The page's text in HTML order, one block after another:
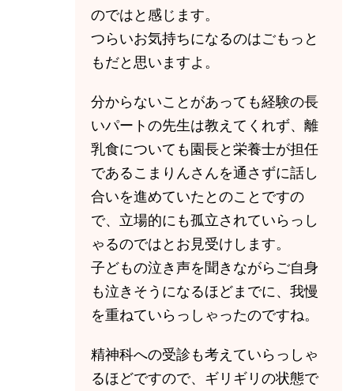
のではと感じます。
つらいお気持ちになるのはごもっと
もだと思いますよ。
分からないことがあっても経験の長
いパートの先生は教えてくれず、離
乳食についても園長と栄養士が担任
であるこまりんさんを通さずに話し
合いを進めていたとのことですの
で、立場的にも孤立されていらっし
ゃるのではとお見受けします。
子どもの泣き声を聞きながらご自身
も泣きそうになるほどまでに、我慢
を重ねていらっしゃったのですね。
精神科への受診も考えていらっしゃ
るほどですので、ギリギリの状態で